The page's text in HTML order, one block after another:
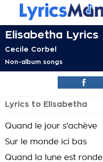
Elisabetha Lyrics
Cecile Corbel
Non-album songs
Lyrics to Elisabetha
Quand le jour s'achève
Sur le monde ici bas
Quand la lune est ronde